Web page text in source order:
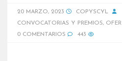
20 MARZO, 2023
COPYSCYL
CONVOCATORIAS Y PREMIOS,
0 COMENTARIOS
443